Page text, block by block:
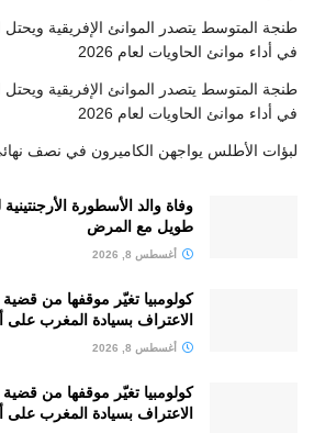
طنجة المتوسط يتصدر الموانئ الإفريقية ويحتل
في أداء موانئ الحاويات لعام 2026
طنجة المتوسط يتصدر الموانئ الإفريقية ويحتل
في أداء موانئ الحاويات لعام 2026
لبؤات الأطلس يواجهن الكاميرون في نصف
وفاة والد الأسطورة
طويل مع المرض
أغسطس 8, 2026
كولومبيا تغيّر موقفها من
الاعتراف بسيادة المغرب على
أغسطس 8, 2026
كولومبيا تغيّر موقفها من
الاعتراف بسيادة المغرب على